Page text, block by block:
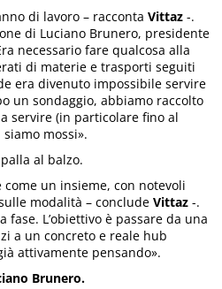
di lavoro – raccontaVittaz -.
di Luciano Brunero, presidente
necessario fare qualcosa alla
di materie e trasporti seguiti
era divenuto impossibile servire
un sondaggio, abbiamo raccolto
servire (in particolare fino al
mossi».
al balzo.
un insieme, con notevoli
modalità – concludeVittaz -.
fase. L’obiettivo è passare da una
a un concreto e reale hub
attivamente pensando».
Brunero.